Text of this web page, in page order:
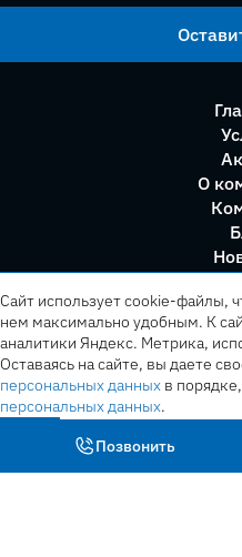
О
Позвонить
Сайт использует cookie-файлы,
нем максимально удобным. К
аналитики Яндекс. Метрика,
Оставаясь на сайте, вы даете
персональных данных в
персональных данных.